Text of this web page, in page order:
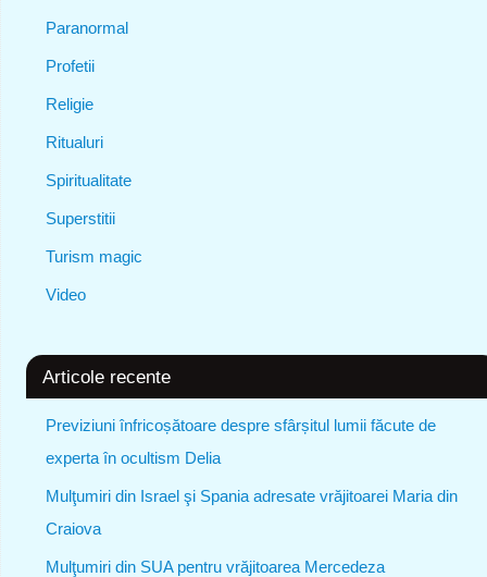
Paranormal
Profetii
Religie
Ritualuri
Spiritualitate
Superstitii
Turism magic
Video
Articole recente
Previziuni înfricoșătoare despre sfârșitul lumii făcute de
experta în ocultism Delia
Mulţumiri din Israel şi Spania adresate vrăjitoarei Maria din
Craiova
Mulţumiri din SUA pentru vrăjitoarea Mercedeza